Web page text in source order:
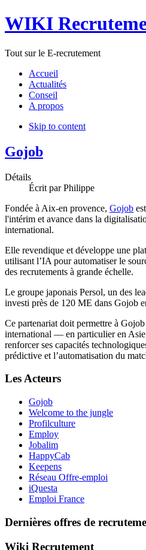
WIKI
Tout sur le E-recrutement
Accueil
Actualités
Conseil
A propos
Skip to content
Gojob
Détails
Écrit parPhilippe
Fondée à Aix-en provence, Gojob
l'intérim et avance dans la
international.
Elle revendique et développe une
utilisant l’IA pour automatiser le
des recrutements à grande échelle.
Le groupe japonais Persol, un des
investi près de 120 ME dans Gojob
Ce partenariat doit permettre à
international — en particulier en
renforcer ses capacités
prédictive et l’automatisation du
Les Acteurs
Gojob
Welcome to the jungle
Profilculture
Employ
Jobalim
HappyCab
Keepens
Réseau Offre-emploi
iQuesta
Emploi France
Dernières offres de
Wiki Recrutement